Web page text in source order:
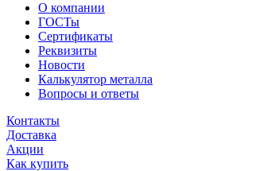
О компании
ГОСТы
Сертификаты
Реквизиты
Новости
Калькулятор металла
Вопросы и ответы
Контакты
Доставка
Акции
Как купить